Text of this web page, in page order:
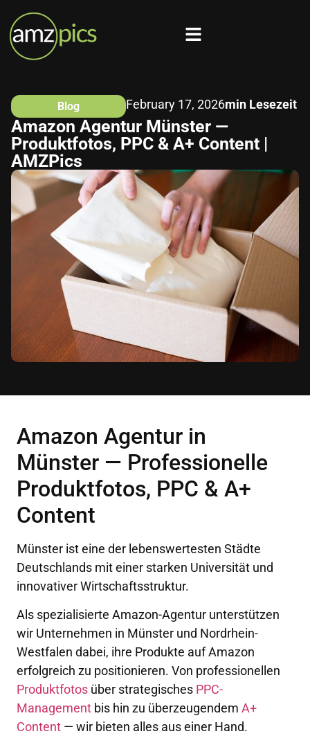
Blog February 17, 2026min Lesezeit
Amazon Agentur Münster —
Produktfotos, PPC & A+ Content |
AMZPics
Amazon Agentur in
Münster — Professionelle
Produktfotos, PPC & A+
Content
Münster ist eine der lebenswertesten Städte
Deutschlands mit einer starken Universität und
innovativer Wirtschaftsstruktur.
Als spezialisierte Amazon-Agentur unterstützen
wir Unternehmen in Münster und Nordrhein-
Westfalen dabei, ihre Produkte auf Amazon
erfolgreich zu positionieren. Von professionellen
Produktfotos über strategisches PPC-
Management bis hin zu überzeugendem A+
Content — wir bieten alles aus einer Hand.